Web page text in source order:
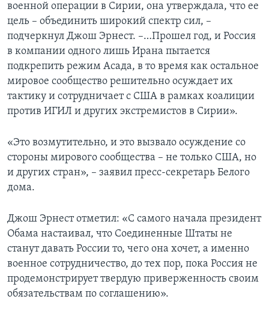
военной операции в Сирии, она утверждала, что ее
цель – объединить широкий спектр сил, –
подчеркнул Джош Эрнест. –…Прошел год, и Россия
в компании одного лишь Ирана пытается
подкрепить режим Асада, в то время как остальное
мировое сообщество решительно осуждает их
тактику и сотрудничает с США в рамках коалиции
против ИГИЛ и других экстремистов в Сирии».
«Это возмутительно, и это вызвало осуждение со
стороны мирового сообщества – не только США, но
и других стран», – заявил пресс-секретарь Белого
дома.
Джош Эрнест отметил: «С самого начала президент
Обама настаивал, что Соединенные Штаты не
станут давать России то, чего она хочет, а именно
военное сотрудничество, до тех пор, пока Россия не
продемонстрирует твердую приверженность своим
обязательствам по соглашению».